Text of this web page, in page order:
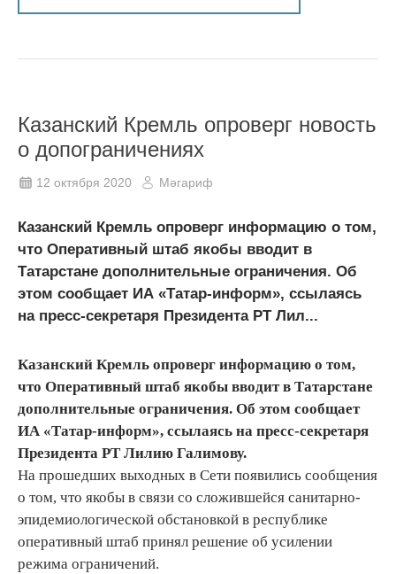
Казанский Кремль опроверг новость
о допограничениях
12 октября 2020 Мәгариф
Казанский Кремль опроверг информацию о том,
что Оперативный штаб якобы вводит в
Татарстане дополнительные ограничения. Об
этом сообщает ИА «Татар-информ», ссылаясь
на пресс-секретаря Президента РТ Лил...
Казанский Кремль опроверг информацию о том,
что Оперативный штаб якобы вводит в Татарстане
дополнительные ограничения. Об этом сообщает
ИА «Татар-информ», ссылаясь на пресс-секретаря
Президента РТ Лилию Галимову.
На прошедших выходных в Сети появились сообщения
о том, что якобы в связи со сложившейся санитарно-
эпидемиологической обстановкой в республике
оперативный штаб принял решение об усилении
режима ограничений.